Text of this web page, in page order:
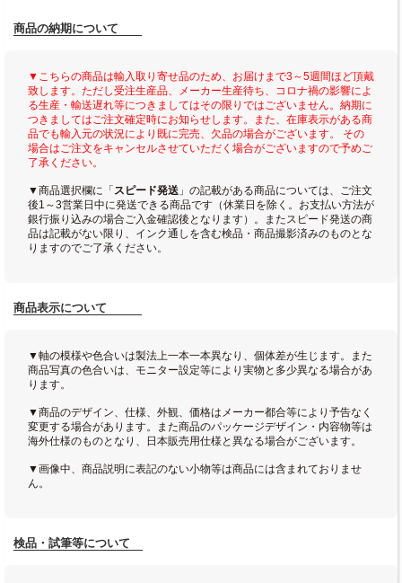
商品の納期について
▼こちらの商品は輸入取り寄せ品のため、お届けまで3～5週間ほど頂戴
致します。ただし受注生産品、メーカー生産待ち、コロナ禍の影響によ
る生産・輸送遅れ等につきましてはその限りではございません。納期に
つきましてはご注文確定時にお知らせします。また、在庫表示がある商
品でも輸入元の状況により既に完売、欠品の場合がございます。 その
場合はご注文をキャンセルさせていただく場合がございますので予めご
了承ください。
▼商品選択欄に「 スピード発送 」の記載がある商品については、ご注文
後1～3営業日中に発送できる商品です（休業日を除く。お支払い方法が
銀行振り込みの場合ご入金確認後となります）。またスピード発送の商
品は記載がない限り、インク通しを含む検品・商品撮影済みのものとな
りますのでご了承ください。
商品表示について
▼軸の模様や色合いは製法上一本一本異なり、個体差が生じます。また
商品写真の色合いは、モニター設定等により実物と多少異なる場合があ
ります。
▼商品のデザイン、仕様、外観、価格はメーカー都合等により予告なく
変更する場合があります。また商品のパッケージデザイン・内容物等は
海外仕様のものとなり、日本販売用仕様と異なる場合がございます。
▼画像中、商品説明に表記のない小物等は商品には含まれておりませ
ん。
検品・試筆等について